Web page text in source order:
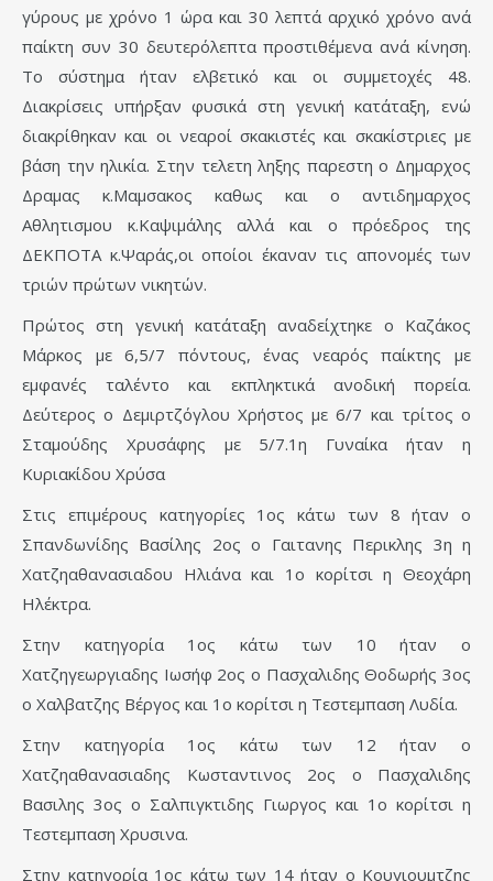
γύρους με χρόνο 1 ώρα και 30 λεπτά αρχικό χρόνο ανά
παίκτη συν 30 δευτερόλεπτα προστιθέμενα ανά κίνηση.
Το σύστημα ήταν ελβετικό και οι συμμετοχές 48.
Διακρίσεις υπήρξαν φυσικά στη γενική κατάταξη, ενώ
διακρίθηκαν και οι νεαροί σκακιστές και σκακίστριες με
βάση την ηλικία. Στην τελετη ληξης παρεστη ο Δημαρχος
Δραμας κ.Μαμσακος καθως και ο αντιδημαρχος
Αθλητισμου κ.Καψιμάλης αλλά και ο πρόεδρος της
ΔΕΚΠΟΤΑ κ.Ψαράς,οι οποίοι έκαναν τις απονομές των
τριών πρώτων νικητών.
Πρώτος στη γενική κατάταξη αναδείχτηκε ο Καζάκος
Μάρκος με 6,5/7 πόντους, ένας νεαρός παίκτης με
εμφανές ταλέντο και εκπληκτικά ανοδική πορεία.
Δεύτερος ο Δεμιρτζόγλου Χρήστος με 6/7 και τρίτος ο
Σταμούδης Χρυσάφης με 5/7.1η Γυναίκα ήταν η
Κυριακίδου Χρύσα
Στις επιμέρους κατηγορίες 1ος κάτω των 8 ήταν ο
Σπανδωνίδης Βασίλης 2ος ο Γαιτανης Περικλης 3η η
Χατζηαθανασιαδου Ηλιάνα και 1ο κορίτσι η Θεοχάρη
Ηλέκτρα.
Στην κατηγορία 1ος κάτω των 10 ήταν ο
Χατζηγεωργιαδης Ιωσήφ 2ος ο Πασχαλιδης Θοδωρής 3ος
ο Χαλβατζης Βέργος και 1ο κορίτσι η Τεστεμπαση Λυδία.
Στην κατηγορία 1ος κάτω των 12 ήταν ο
Χατζηαθανασιαδης Κωσταντινος 2ος ο Πασχαλιδης
Βασιλης 3ος ο Σαλπιγκτιδης Γιωργος και 1ο κορίτσι η
Τεστεμπαση Χρυσινα.
Στην κατηγορία 1ος κάτω των 14 ήταν ο Κουγιουμτζης